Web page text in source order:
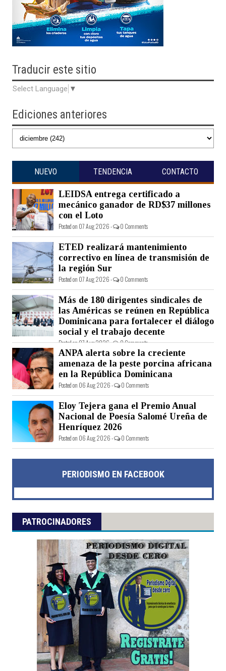
Traducir este sitio
Select Language ▼
Ediciones anteriores
NUEVO TENDENCIA CONTACTO
LEIDSA entrega certificado a
mecánico ganador de RD$37 millones
con el Loto
Posted on 07 Aug 2026 - 0 Comments
ETED realizará mantenimiento
correctivo en línea de transmisión de
la región Sur
Posted on 07 Aug 2026 - 0 Comments
Más de 180 dirigentes sindicales de
las Américas se reúnen en República
Dominicana para fortalecer el diálogo
social y el trabajo decente
Posted on 07 Aug 2026 - 0 Comments
ANPA alerta sobre la creciente
amenaza de la peste porcina africana
en la República Dominicana
Posted on 06 Aug 2026 - 0 Comments
Eloy Tejera gana el Premio Anual
Nacional de Poesía Salomé Ureña de
Henríquez 2026
Posted on 06 Aug 2026 - 0 Comments
PERIODISMO EN FACEBOOK
PATROCINADORES